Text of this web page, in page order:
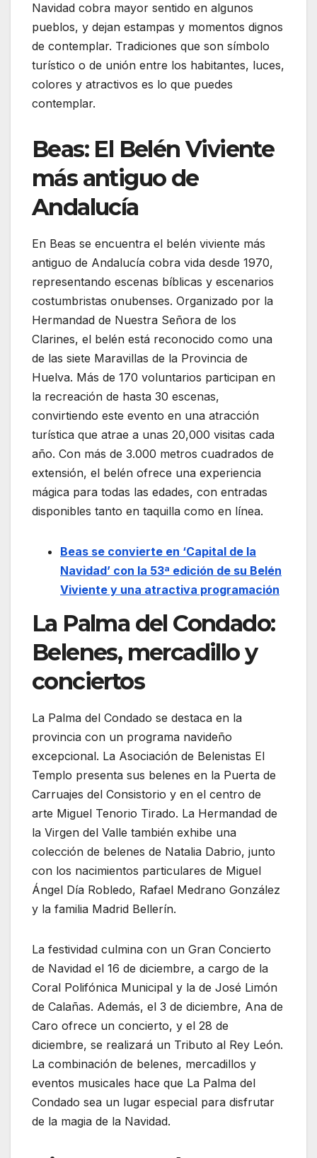
Navidad cobra mayor sentido en algunos
pueblos, y dejan estampas y momentos dignos
de contemplar. Tradiciones que son símbolo
turístico o de unión entre los habitantes, luces,
colores y atractivos es lo que puedes
contemplar.
Beas: El Belén Viviente
más antiguo de
Andalucía
En Beas se encuentra el belén viviente más
antiguo de Andalucía cobra vida desde 1970,
representando escenas bíblicas y escenarios
costumbristas onubenses. Organizado por la
Hermandad de Nuestra Señora de los
Clarines, el belén está reconocido como una
de las siete Maravillas de la Provincia de
Huelva. Más de 170 voluntarios participan en
la recreación de hasta 30 escenas,
convirtiendo este evento en una atracción
turística que atrae a unas 20,000 visitas cada
año. Con más de 3.000 metros cuadrados de
extensión, el belén ofrece una experiencia
mágica para todas las edades, con entradas
disponibles tanto en taquilla como en línea.
Beas se convierte en ‘Capital de la
Navidad’ con la 53ª edición de su Belén
Viviente y una atractiva programación
La Palma del Condado:
Belenes, mercadillo y
conciertos
La Palma del Condado se destaca en la
provincia con un programa navideño
excepcional. La Asociación de Belenistas El
Templo presenta sus belenes en la Puerta de
Carruajes del Consistorio y en el centro de
arte Miguel Tenorio Tirado. La Hermandad de
la Virgen del Valle también exhibe una
colección de belenes de Natalia Dabrio, junto
con los nacimientos particulares de Miguel
Ángel Día Robledo, Rafael Medrano González
y la familia Madrid Bellerín.
La festividad culmina con un Gran Concierto
de Navidad el 16 de diciembre, a cargo de la
Coral Polifónica Municipal y la de José Limón
de Calañas. Además, el 3 de diciembre, Ana de
Caro ofrece un concierto, y el 28 de
diciembre, se realizará un Tributo al Rey León.
La combinación de belenes, mercadillos y
eventos musicales hace que La Palma del
Condado sea un lugar especial para disfrutar
de la magia de la Navidad.